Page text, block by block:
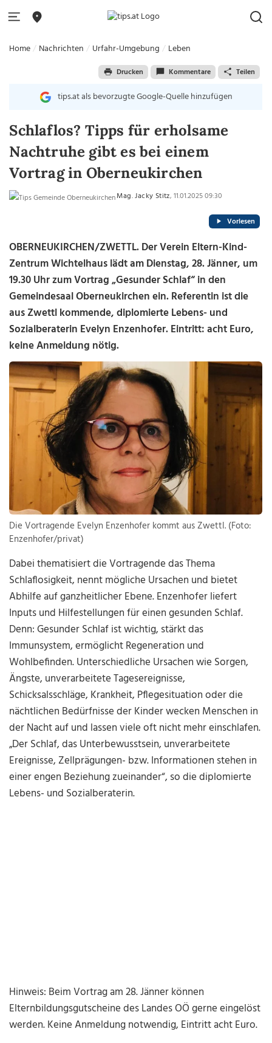
Home Nachrichten Urfahr-Umgebung Leben
Drucken Kommentare Teilen
tips.at als bevorzugte Google-Quelle hinzufügen
Schlaflos? Tipps für erholsame
Nachtruhe gibt es bei einem
Vortrag in Oberneukirchen
Mag. Jacky Stitz, 11.01.2025 09:30
Vorlesen
OBERNEUKIRCHEN/ZWETTL. Der Verein Eltern-Kind-
Zentrum Wichtelhaus lädt am Dienstag, 28. Jänner, um
19.30 Uhr zum Vortrag „Gesunder Schlaf“ in den
Gemeindesaal Oberneukirchen ein. Referentin ist die
aus Zwettl kommende, diplomierte Lebens- und
Sozialberaterin Evelyn Enzenhofer. Eintritt: acht Euro,
keine Anmeldung nötig.
Die Vortragende Evelyn Enzenhofer kommt aus Zwettl. (Foto:
Enzenhofer/privat)
Dabei thematisiert die Vortragende das Thema
Schlaflosigkeit, nennt mögliche Ursachen und bietet
Abhilfe auf ganzheitlicher Ebene. Enzenhofer liefert
Inputs und Hilfestellungen für einen gesunden Schlaf.
Denn: Gesunder Schlaf ist wichtig, stärkt das
Immunsystem, ermöglicht Regeneration und
Wohlbefinden. Unterschiedliche Ursachen wie Sorgen,
Ängste, unverarbeitete Tagesereignisse,
Schicksalsschläge, Krankheit, Pflegesituation oder die
nächtlichen Bedürfnisse der Kinder wecken Menschen in
der Nacht auf und lassen viele oft nicht mehr einschlafen.
„Der Schlaf, das Unterbewusstsein, unverarbeitete
Ereignisse, Zellprägungen- bzw. Informationen stehen in
einer engen Beziehung zueinander“, so die diplomierte
Lebens- und Sozialberaterin.
Hinweis: Beim Vortrag am 28. Jänner können
Elternbildungsgutscheine des Landes OÖ gerne eingelöst
werden. Keine Anmeldung notwendig, Eintritt acht Euro.